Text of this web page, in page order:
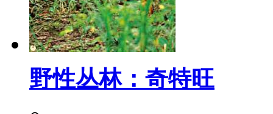
野性丛林：奇特旺